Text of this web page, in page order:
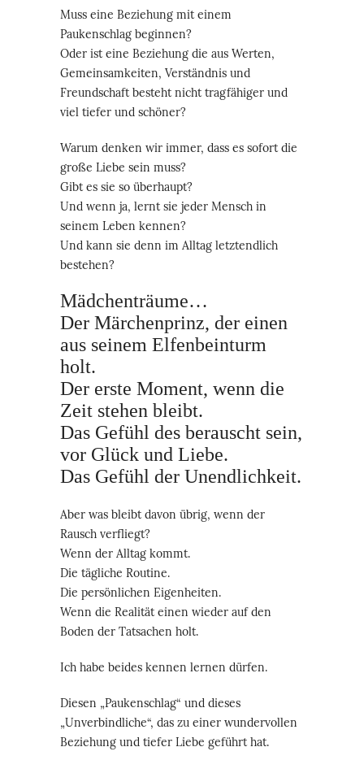
Muss eine Beziehung mit einem
Paukenschlag beginnen?
Oder ist eine Beziehung die aus Werten,
Gemeinsamkeiten, Verständnis und
Freundschaft besteht nicht tragfähiger und
viel tiefer und schöner?
Warum denken wir immer, dass es sofort die
große Liebe sein muss?
Gibt es sie so überhaupt?
Und wenn ja, lernt sie jeder Mensch in
seinem Leben kennen?
Und kann sie denn im Alltag letztendlich
bestehen?
Mädchenträume…
Der Märchenprinz, der einen
aus seinem Elfenbeinturm
holt.
Der erste Moment, wenn die
Zeit stehen bleibt.
Das Gefühl des berauscht sein,
vor Glück und Liebe.
Das Gefühl der Unendlichkeit.
Aber was bleibt davon übrig, wenn der
Rausch verfliegt?
Wenn der Alltag kommt.
Die tägliche Routine.
Die persönlichen Eigenheiten.
Wenn die Realität einen wieder auf den
Boden der Tatsachen holt.
Ich habe beides kennen lernen dürfen.
Diesen „Paukenschlag“ und dieses
„Unverbindliche“, das zu einer wundervollen
Beziehung und tiefer Liebe geführt hat.